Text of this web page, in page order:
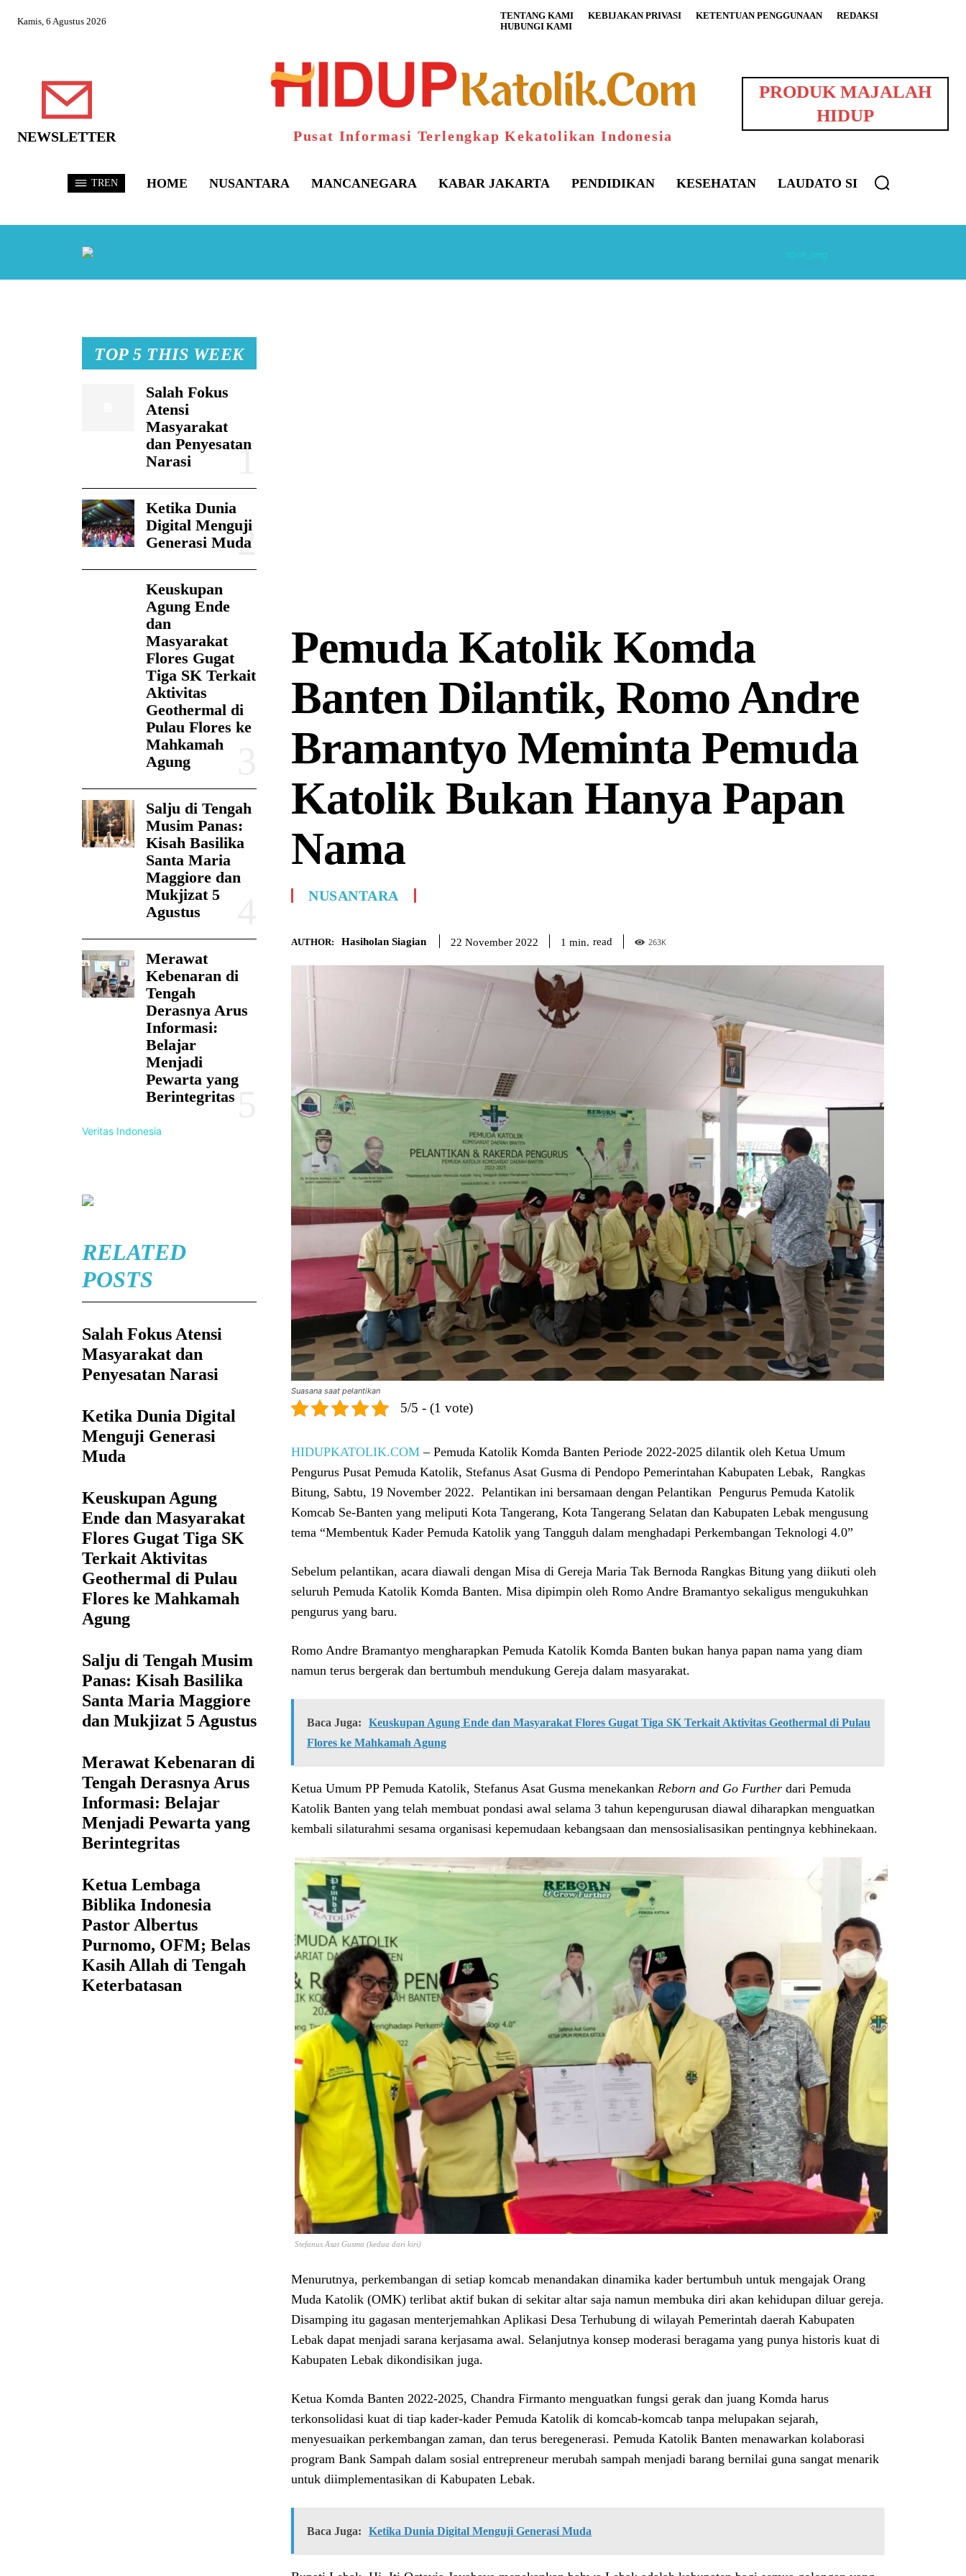
Kamis, 6 Agustus 2026 TENTANG KAMI KEBIJAKAN PRIVASI KETENTUAN PENGGUNAAN
REDAKSI
HUBUNGI KAMI
NEWSLETTER Pusat Informasi Terlengkap Kekatolikan Indonesia
PRODUK MAJALAH
HIDUP
TREN HOME NUSANTARA MANCANEGARA KABAR JAKARTA PENDIDIKAN KESEHATAN LAUDATO SI
TOP 5 THIS WEEK
Salah Fokus
Atensi
Masyarakat
dan Penyesatan
Narasi
Ketika Dunia
Digital Menguji
Generasi Muda
Keuskupan
Agung Ende
dan
Masyarakat
Flores Gugat
Tiga SK Terkait
Aktivitas
Geothermal di
Pulau Flores ke
Mahkamah
Agung
Salju di Tengah
Musim Panas:
Kisah Basilika
Santa Maria
Maggiore dan
Mukjizat 5
Agustus
Merawat
Kebenaran di
Tengah
Derasnya Arus
Informasi:
Belajar
Menjadi
Pewarta yang
Berintegritas
Veritas Indonesia
RELATED
POSTS
Salah Fokus Atensi
Masyarakat dan
Penyesatan Narasi
Ketika Dunia Digital
Menguji Generasi
Muda
Keuskupan Agung
Ende dan Masyarakat
Flores Gugat Tiga SK
Terkait Aktivitas
Geothermal di Pulau
Flores ke Mahkamah
Agung
Salju di Tengah Musim
Panas: Kisah Basilika
Santa Maria Maggiore
dan Mukjizat 5 Agustus
Merawat Kebenaran di
Tengah Derasnya Arus
Informasi: Belajar
Menjadi Pewarta yang
Berintegritas
Ketua Lembaga
Biblika Indonesia
Pastor Albertus
Purnomo, OFM; Belas
Kasih Allah di Tengah
Keterbatasan
Pemuda Katolik Komda
Banten Dilantik, Romo Andre
Bramantyo Meminta Pemuda
Katolik Bukan Hanya Papan
Nama
NUSANTARA
AUTHOR: Hasiholan Siagian 22 November 2022 1 min. read 263K
Suasana saat pelantikan
5/5 - (1 vote)
HIDUPKATOLIK.COM – Pemuda Katolik Komda Banten Periode 2022-2025 dilantik oleh Ketua Umum
Pengurus Pusat Pemuda Katolik, Stefanus Asat Gusma di Pendopo Pemerintahan Kabupaten Lebak, Rangkas
Bitung, Sabtu, 19 November 2022. Pelantikan ini bersamaan dengan Pelantikan Pengurus Pemuda Katolik
Komcab Se-Banten yang meliputi Kota Tangerang, Kota Tangerang Selatan dan Kabupaten Lebak mengusung
tema “Membentuk Kader Pemuda Katolik yang Tangguh dalam menghadapi Perkembangan Teknologi 4.0”
Sebelum pelantikan, acara diawali dengan Misa di Gereja Maria Tak Bernoda Rangkas Bitung yang diikuti oleh
seluruh Pemuda Katolik Komda Banten. Misa dipimpin oleh Romo Andre Bramantyo sekaligus mengukuhkan
pengurus yang baru.
Romo Andre Bramantyo mengharapkan Pemuda Katolik Komda Banten bukan hanya papan nama yang diam
namun terus bergerak dan bertumbuh mendukung Gereja dalam masyarakat.
Baca Juga:
Keuskupan Agung Ende dan Masyarakat Flores Gugat Tiga SK Terkait Aktivitas Geothermal di Pulau
Flores ke Mahkamah Agung
Ketua Umum PP Pemuda Katolik, Stefanus Asat Gusma menekankan Reborn and Go Further dari Pemuda
Katolik Banten yang telah membuat pondasi awal selama 3 tahun kepengurusan diawal diharapkan menguatkan
kembali silaturahmi sesama organisasi kepemudaan kebangsaan dan mensosialisasikan pentingnya kebhinekaan.
Stefanus Asat Gusma (kedua dari kiri)
Menurutnya, perkembangan di setiap komcab menandakan dinamika kader bertumbuh untuk mengajak Orang
Muda Katolik (OMK) terlibat aktif bukan di sekitar altar saja namun membuka diri akan kehidupan diluar gereja.
Disamping itu gagasan menterjemahkan Aplikasi Desa Terhubung di wilayah Pemerintah daerah Kabupaten
Lebak dapat menjadi sarana kerjasama awal. Selanjutnya konsep moderasi beragama yang punya historis kuat di
Kabupaten Lebak dikondisikan juga.
Ketua Komda Banten 2022-2025, Chandra Firmanto menguatkan fungsi gerak dan juang Komda harus
terkonsolidasi kuat di tiap kader-kader Pemuda Katolik di komcab-komcab tanpa melupakan sejarah,
menyesuaikan perkembangan zaman, dan terus beregenerasi. Pemuda Katolik Banten menawarkan kolaborasi
program Bank Sampah dalam sosial entrepreneur merubah sampah menjadi barang bernilai guna sangat menarik
untuk diimplementasikan di Kabupaten Lebak.
Baca Juga: Ketika Dunia Digital Menguji Generasi Muda